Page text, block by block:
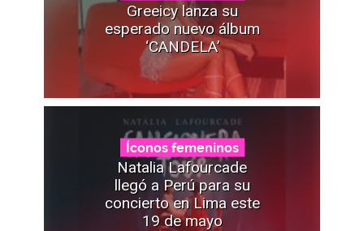
Greeicy lanza su
esperado nuevo álbum
‘CANDELA’
Íconos femeninos
Natalia Lafourcade
llegó a Perú para su
concierto en Lima este
19 de mayo